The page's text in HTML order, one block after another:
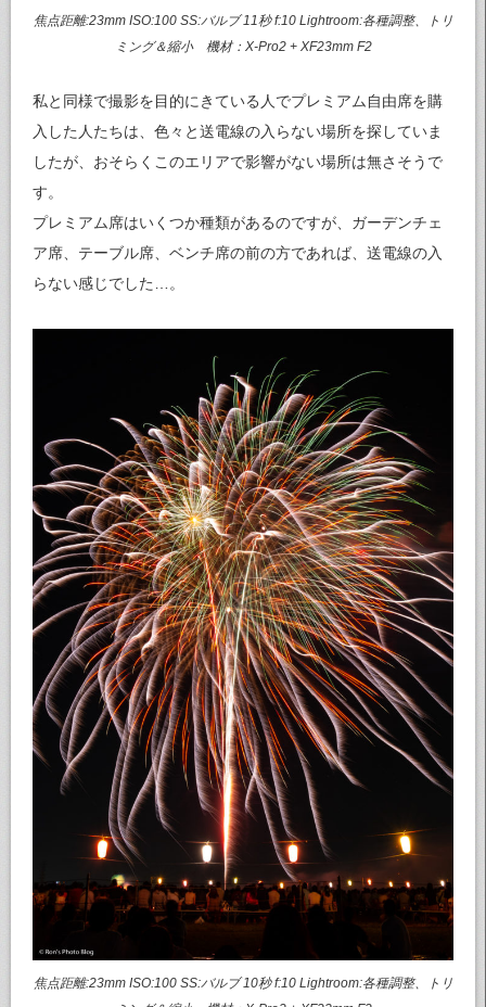
焦点距離:23mm ISO:100 SS:バルブ 11秒 f:10 Lightroom:各種調整、トリ
ミング＆縮小 機材：X-Pro2 + XF23mm F2
私と同様で撮影を目的にきている人でプレミアム自由席を購
入した人たちは、色々と送電線の入らない場所を探していま
したが、おそらくこのエリアで影響がない場所は無さそうで
す。
プレミアム席はいくつか種類があるのですが、ガーデンチェ
ア席、テーブル席、ベンチ席の前の方であれば、送電線の入
らない感じでした…。
焦点距離:23mm ISO:100 SS:バルブ 10秒 f:10 Lightroom:各種調整、トリ